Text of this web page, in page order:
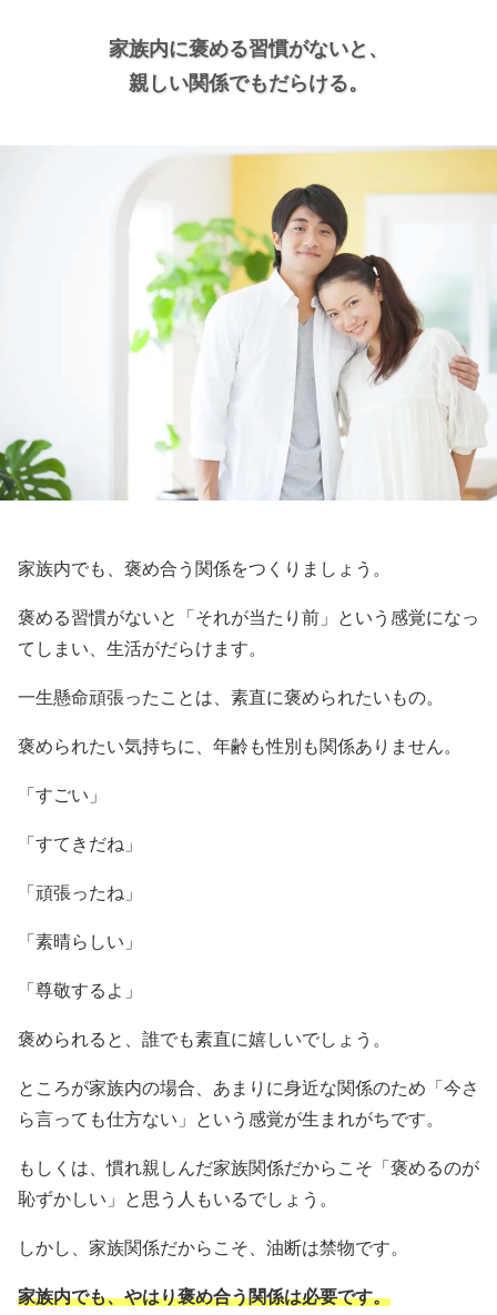
家族内に褒める習慣がないと、
親しい関係でもだらける。
家族内でも、褒め合う関係をつくりましょう。
褒める習慣がないと「それが当たり前」という感覚になっ
てしまい、生活がだらけます。
一生懸命頑張ったことは、素直に褒められたいもの。
褒められたい気持ちに、年齢も性別も関係ありません。
「すごい」
「すてきだね」
「頑張ったね」
「素晴らしい」
「尊敬するよ」
褒められると、誰でも素直に嬉しいでしょう。
ところが家族内の場合、あまりに身近な関係のため「今さ
ら言っても仕方ない」という感覚が生まれがちです。
もしくは、慣れ親しんだ家族関係だからこそ「褒めるのが
恥ずかしい」と思う人もいるでしょう。
しかし、家族関係だからこそ、油断は禁物です。
家族内でも、やはり褒め合う関係は必要です。